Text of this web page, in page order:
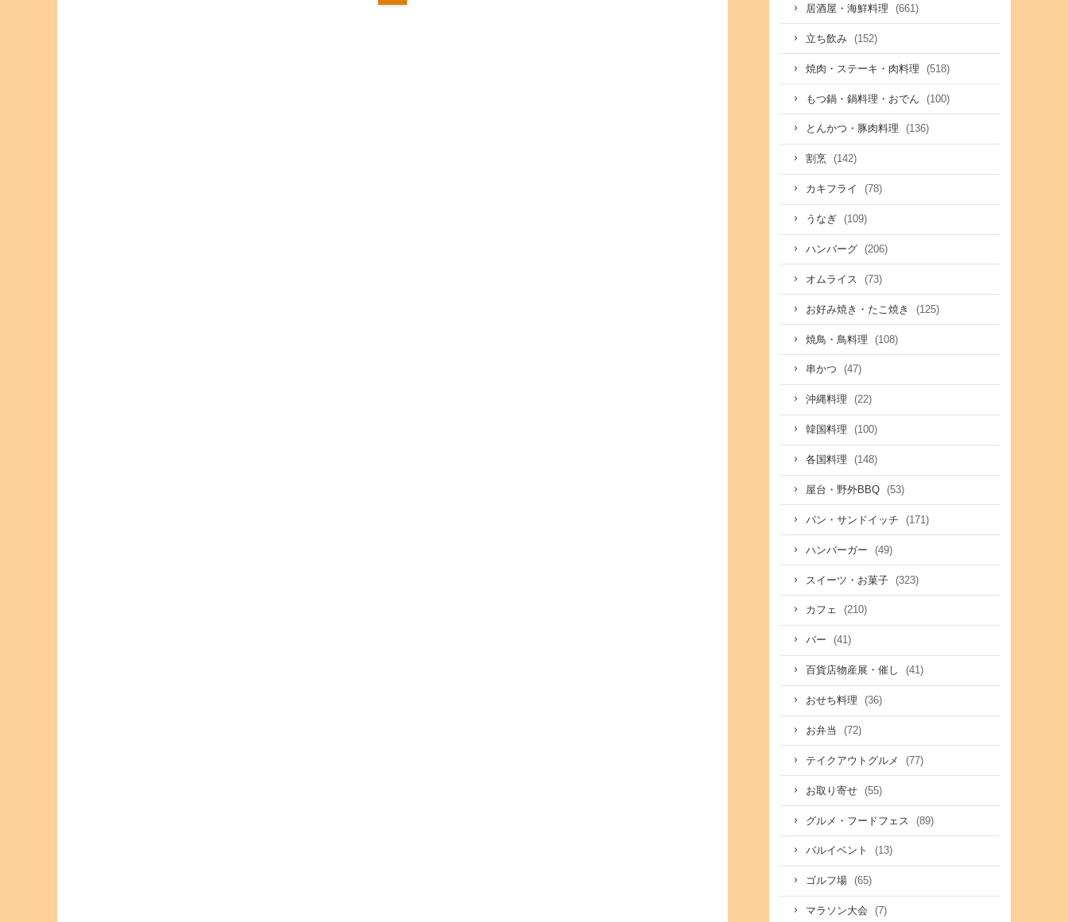
居酒屋・海鮮料理 (661)
立ち飲み (152)
焼肉・ステーキ・肉料理 (518)
もつ鍋・鍋料理・おでん (100)
とんかつ・豚肉料理 (136)
割烹 (142)
カキフライ (78)
うなぎ (109)
ハンバーグ (206)
オムライス (73)
お好み焼き・たこ焼き (125)
焼鳥・鳥料理 (108)
串かつ (47)
沖縄料理 (22)
韓国料理 (100)
各国料理 (148)
屋台・野外BBQ (53)
パン・サンドイッチ (171)
ハンバーガー (49)
スイーツ・お菓子 (323)
カフェ (210)
バー (41)
百貨店物産展・催し (41)
おせち料理 (36)
お弁当 (72)
テイクアウトグルメ (77)
お取り寄せ (55)
グルメ・フードフェス (89)
バルイベント (13)
ゴルフ場 (65)
マラソン大会 (7)